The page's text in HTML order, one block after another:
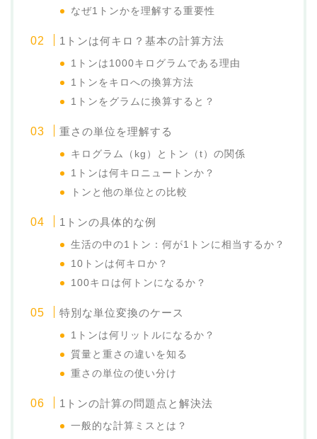
なぜ1トンかを理解する重要性
1トンは何キロ？基本の計算方法
1トンは1000キログラムである理由
1トンをキロへの換算方法
1トンをグラムに換算すると？
重さの単位を理解する
キログラム（kg）とトン（t）の関係
1トンは何キロニュートンか？
トンと他の単位との比較
1トンの具体的な例
生活の中の1トン：何が1トンに相当するか？
10トンは何キロか？
100キロは何トンになるか？
特別な単位変換のケース
1トンは何リットルになるか？
質量と重さの違いを知る
重さの単位の使い分け
1トンの計算の問題点と解決法
一般的な計算ミスとは？